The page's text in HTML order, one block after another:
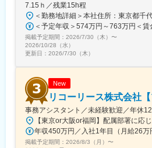
7.15ｈ／残業15h程
掲載予定期間： 2026/7/30（木） 〜
2026/10/28（水）
更新日： 2026/7/30（木）
New
リコーリース株式会社【
事務アシスタント／未経験歓迎／年休
年収450万円／入社1年目（月給26万
掲載予定期間： 2026/8/3（月） 〜